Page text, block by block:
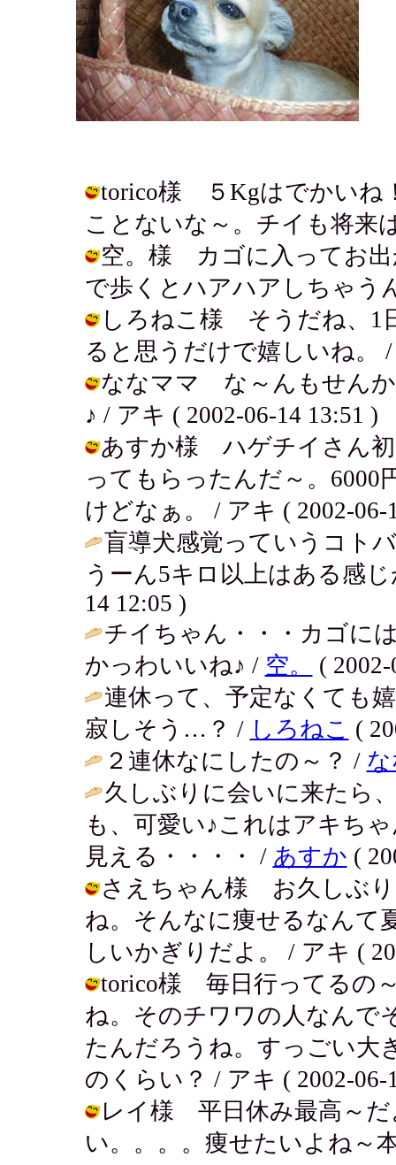
torico様 ５Kgはでかいね
ことないな～。チイも将来
空。様 カゴに入ってお出
で歩くとハアハアしちゃう
しろねこ様 そうだね、1
ると思うだけで嬉しいね。 /
ななママ な～んもせんか
♪ / アキ ( 2002-06-14 13:51 )
あすか様 ハゲチイさん初
ってもらったんだ～。6000
けどなぁ。 / アキ ( 2002-06-
盲導犬感覚っていうコト
うーん5キロ以上はある感
14 12:05 )
チイちゃん・・・カゴに
かっわいいね♪ / 空。
(
連休って、予定なくても
寂しそう…？ / しろねこ (
２連休なにしたの～？ /
久しぶりに会いに来たら
も、可愛い♪これはアキち
見える・・・・ / あすか (
さえちゃん様 お久しぶり
ね。そんなに痩せるなんて
しいかぎりだよ。 / アキ (
torico様 毎日行ってるの
ね。そのチワワの人なんで
たんだろうね。すっごい大
のくらい？ / アキ ( 2002-06-
レイ様 平日休み最高～だ
い。。。。痩せたいよね～